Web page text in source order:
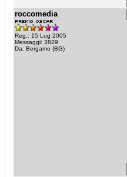
roccomedia
Reg.: 15 Lug 2005
Messaggi: 3829
Da: Bergamo (BG)